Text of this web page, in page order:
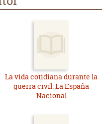
La vida cotidiana durante la
guerra civil: La España
Nacional